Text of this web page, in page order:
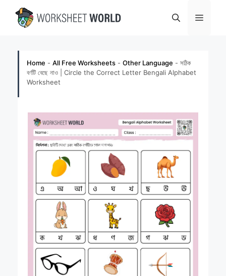
content
Menu
Home - All Free Worksheets - Other Language - সঠিক
বর্ণটি বেছে নাও | Circle the Correct Letter Bengali Alphabet
Worksheet